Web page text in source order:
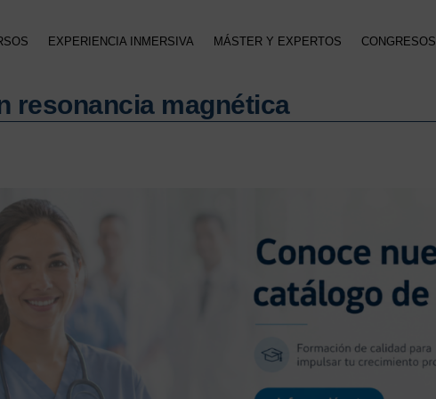
EXPERIENCIA INMERSIVA MÁSTER Y EXPERTOS CONGRESOS
resonancia magnética